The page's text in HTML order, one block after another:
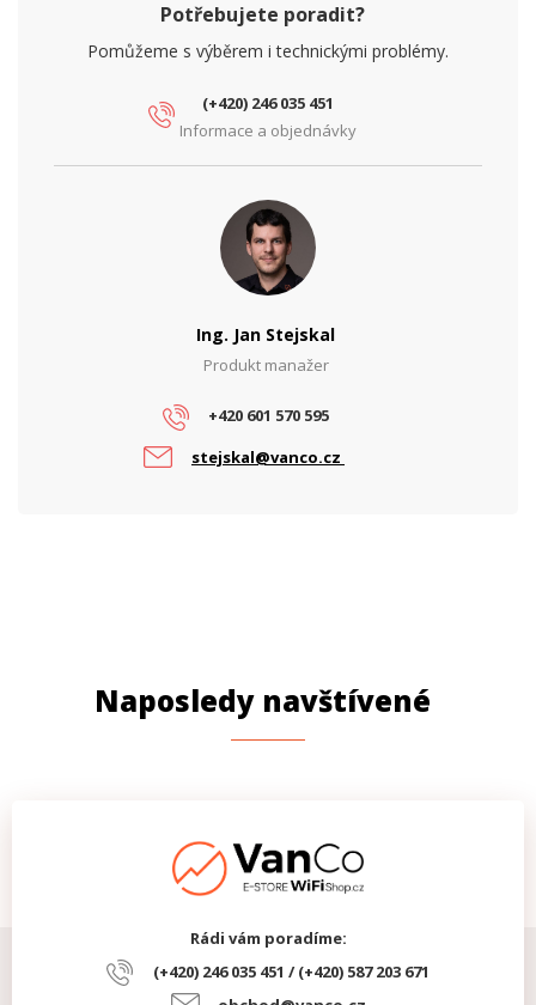
Potřebujete poradit?
Pomůžeme s výběrem i technickými problémy.
(+420) 246 035 451
Informace a objednávky
Ing. Jan Stejskal
Produkt manažer
+420 601 570 595
stejskal@vanco.cz
Naposledy navštívené
Rádi vám poradíme:
(+420) 246 035 451 / (+420) 587 203 671